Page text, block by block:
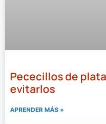
Pececillos de
evitarlos
APRENDER MÁS »